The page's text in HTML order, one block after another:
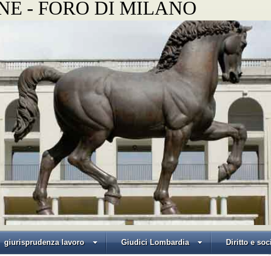
- FORO DI MILANO
giurisprudenza lavoro Giudici Lombardia Diritto e